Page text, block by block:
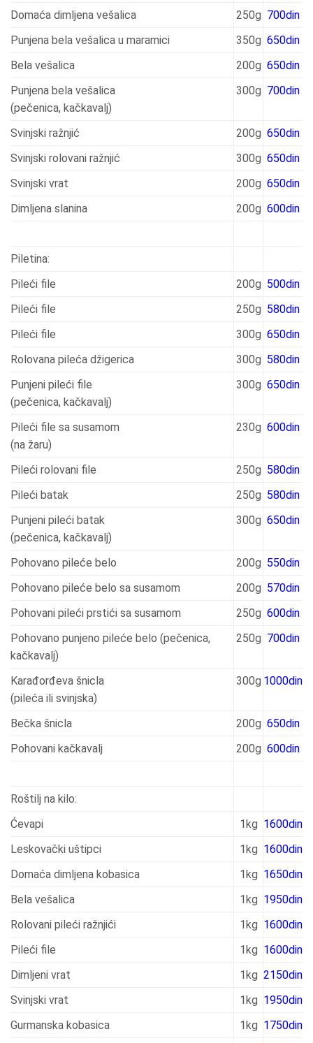
Domaća dimljena vešalica 250g 700din
Punjena bela vešalica u maramici
350g 650din
Bela vešalica
200g 650din
Punjena bela vešalica
(pečenica, kačkavalj)
300g 700din
Svinjski ražnjić 200g 650din
Svinjski rolovani ražnjić
300g 650din
Svinjski vrat
200g 650din
Dimljena slanina
200g 600din
Piletina:
Pileći file
200g 500din
Pileći file
250g 580din
Pileći file
300g 650din
Rolovana pileća džigerica
300g 580din
Punjeni pileći file
(pečenica, kačkavalj)
300g 650din
Pileći file sa susamom
(na žaru)
230g 600din
Pileći rolovani file 250g 580din
Pileći batak
250g 580din
Punjeni pileći batak
(pečenica, kačkavalj)
300g 650din
Pohovano pileće belo 200g 550din
Pohovano pileće belo sa susamom
200g 570din
Pohovani pileći prstići sa susamom
250g 600din
Pohovano punjeno pileće belo (pečenica,
kačkavalj)
250g 700din
Karađorđeva šnicla
(pileća ili svinjska)
300g 1000din
Bečka šnicla 200g 650din
Pohovani kačkavalj
200g 600din
Roštilj na kilo:
Ćevapi
1kg 1600din
Leskovački uštipci
1kg 1600din
Domaća dimljena kobasica
1kg 1650din
Bela vešalica
1kg 1950din
Rolovani pileći ražnjići
1kg 1600din
Pileći file
1kg 1600din
Dimljeni vrat
1kg 2150din
Svinjski vrat
1kg 1950din
Gurmanska kobasica
1kg 1750din